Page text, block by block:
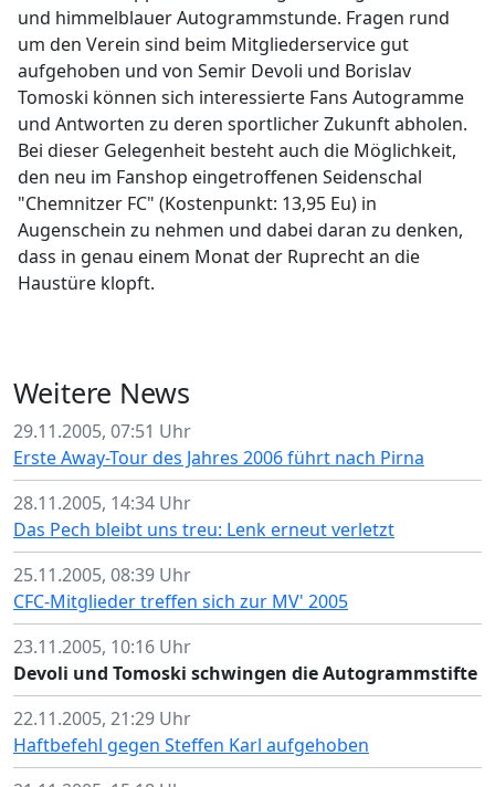
und himmelblauer Autogrammstunde. Fragen rund
um den Verein sind beim Mitgliederservice gut
aufgehoben und von Semir Devoli und Borislav
Tomoski können sich interessierte Fans Autogramme
und Antworten zu deren sportlicher Zukunft abholen.
Bei dieser Gelegenheit besteht auch die Möglichkeit,
den neu im Fanshop eingetroffenen Seidenschal
"Chemnitzer FC" (Kostenpunkt: 13,95 Eu) in
Augenschein zu nehmen und dabei daran zu denken,
dass in genau einem Monat der Ruprecht an die
Haustüre klopft.
Weitere News
29.11.2005, 07:51 Uhr
Erste Away-Tour des Jahres 2006 führt nach Pirna
28.11.2005, 14:34 Uhr
Das Pech bleibt uns treu: Lenk erneut verletzt
25.11.2005, 08:39 Uhr
CFC-Mitglieder treffen sich zur MV' 2005
23.11.2005, 10:16 Uhr
Devoli und Tomoski schwingen die Autogrammstifte
22.11.2005, 21:29 Uhr
Haftbefehl gegen Steffen Karl aufgehoben